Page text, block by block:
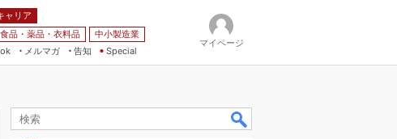
ャリア
食品・薬品・衣料品
中小製造業
メルマガ
告知 Special
マイページ